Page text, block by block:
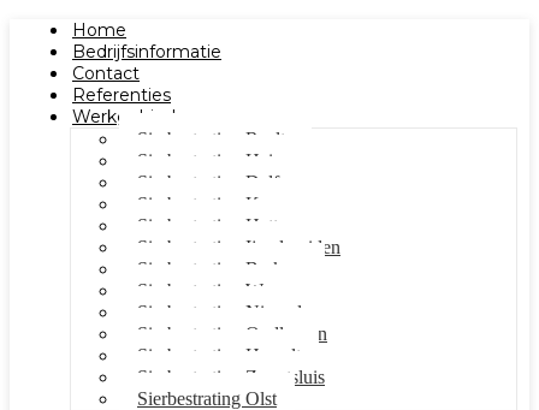
Home
Bedrijfsinformatie
Contact
Referenties
Werkgebied
Sierbestrating Raalte
Sierbestrating Heino
Sierbestrating Dalfsen
Sierbestrating Kampen
Sierbestrating Hattem
Sierbestrating Ijsselmuiden
Sierbestrating Berkum
Sierbestrating Wezep
Sierbestrating Nieuwleusen
Sierbestrating Oudleusen
Sierbestrating Hasselt
Sierbestrating Zwartsluis
Sierbestrating Olst